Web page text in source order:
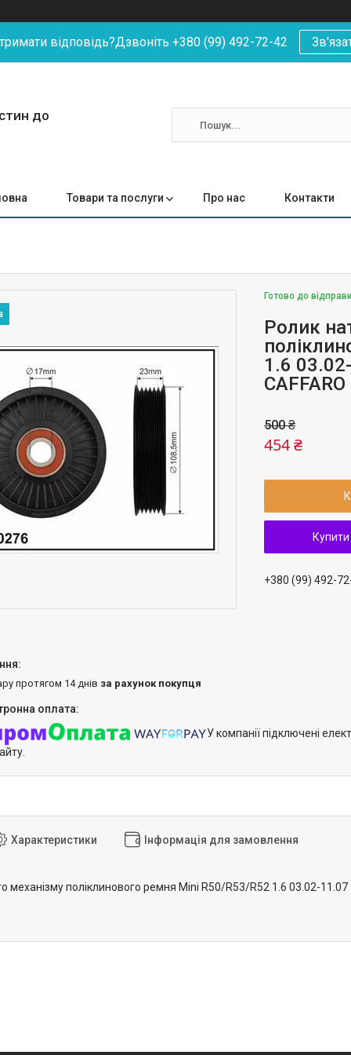
відповідь?Дзвоніть +380 (99) 492-72-42
до
Товари та послуги Про нас Контакти
Готово до
Ролик
1.6
CAFFARO
500 ₴
454 ₴
Купити
+380 (99) 492-
протягом 14 днів за рахунок покупця
У компанії підключені
Характеристики Інформація для замовлення
механізму поліклинового ремня Mini R50/R53/R52 1.6 03.02-